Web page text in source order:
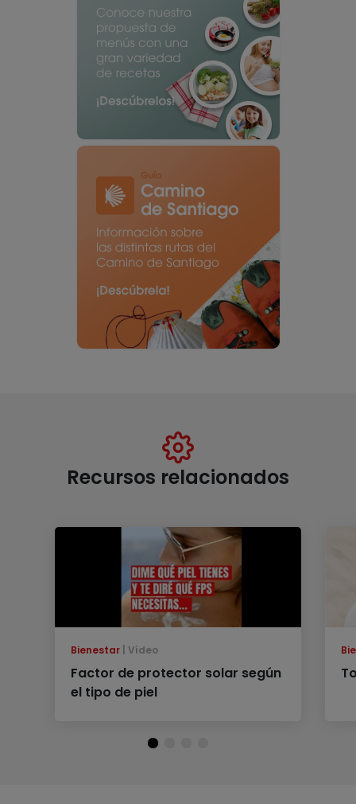
Recursos relacionados
Bienestar Vídeo
Factor de protector solar según
el tipo de piel